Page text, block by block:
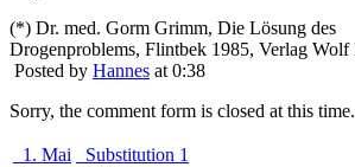
(*) Dr. med. Gorm Grimm, Die Lösung des
Drogenproblems, Flintbek 1985, Verlag Wolf
Posted by Hannes at 0:38
Sorry, the comment form is closed at this time.
1. Mai
Substitution 1